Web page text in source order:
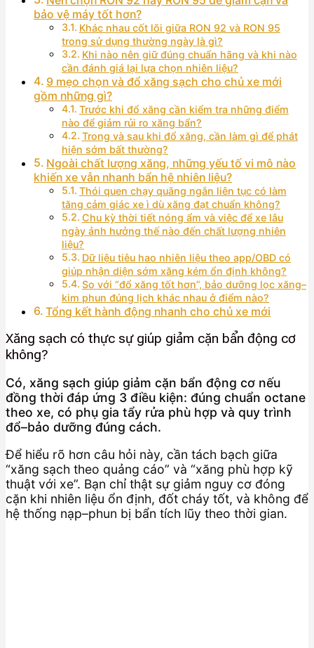
bảo vệ máy tốt hơn?
Khác nhau cốt lõi giữa RON 92 và RON 95
trong sử dụng thường ngày là gì?
Khi nào nên giữ đúng chuẩn hãng và khi nào
cần đánh giá lại lựa chọn nhiên liệu?
9 mẹo chọn và đổ xăng sạch cho chủ xe mới
gồm những gì?
Trước khi đổ xăng cần kiểm tra những điểm
nào để giảm rủi ro xăng bẩn?
Trong và sau khi đổ xăng, cần làm gì để phát
hiện sớm bất thường?
Ngoài chất lượng xăng, những yếu tố vi mô nào
khiến xe vẫn nhanh bẩn hệ nhiên liệu?
Thói quen chạy quãng ngắn liên tục có làm
tăng cảm giác xe ì dù xăng đạt chuẩn không?
Chu kỳ thời tiết nóng ẩm và việc để xe lâu
ngày ảnh hưởng thế nào đến chất lượng nhiên
liệu?
Dữ liệu tiêu hao nhiên liệu theo app/OBD có
giúp nhận diện sớm xăng kém ổn định không?
So với “đổ xăng tốt hơn”, bảo dưỡng lọc xăng–
kim phun đúng lịch khác nhau ở điểm nào?
Tổng kết hành động nhanh cho chủ xe mới
Xăng sạch có thực sự giúp giảm cặn bẩn động cơ
không?
Có, xăng sạch giúp giảm cặn bẩn động cơ nếu
đồng thời đáp ứng 3 điều kiện: đúng chuẩn octane
theo xe, có phụ gia tẩy rửa phù hợp và quy trình
đổ–bảo dưỡng đúng cách.
Để hiểu rõ hơn câu hỏi này, cần tách bạch giữa
“xăng sạch theo quảng cáo” và “xăng phù hợp kỹ
thuật với xe”. Bạn chỉ thật sự giảm nguy cơ đóng
cặn khi nhiên liệu ổn định, đốt cháy tốt, và không để
hệ thống nạp–phun bị bẩn tích lũy theo thời gian.